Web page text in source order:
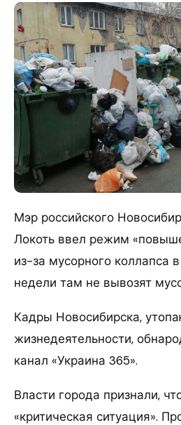
Мэр российского
Локоть ввел режим
из-за мусорного коллапса
недели там не вывозят
Кадры Новосибирска,
жизнедеятельности,
канал «Украина 365».
Власти города признали,
«критическая ситуация».